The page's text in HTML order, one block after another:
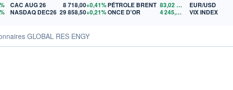
CAC AUG 26 8 718,00+0,41%
NASDAQ DEC26 29 858,50+0,21%
PÉTROLE BRENT 83,02
ONCE D'OR
4 245,92 $US
EUR/USD
VIX INDEX
GLOBAL RES ENGY